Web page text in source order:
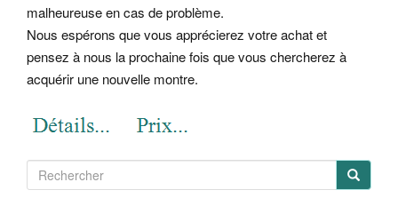
malheureuse en cas de problème.
Nous espérons que vous apprécierez votre achat et
pensez à nous la prochaine fois que vous chercherez à
acquérir une nouvelle montre.